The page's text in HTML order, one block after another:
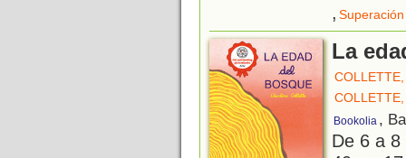
, Superación
La
Bookolia ,
De 6 a